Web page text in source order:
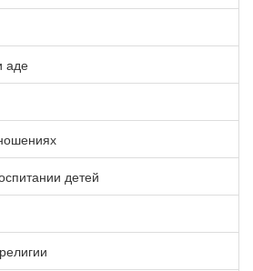
аде
детей